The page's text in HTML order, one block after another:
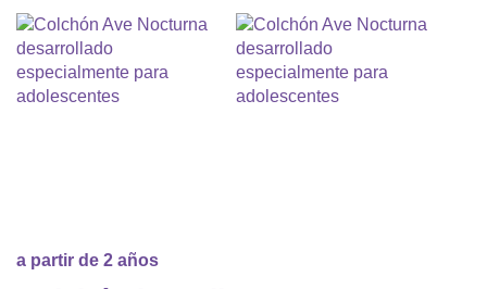
Colchón De Colecho, Cuna & Co
Colchones Para Bebé
SACOS DE DORMIR
Cómo Elegir Un Saco De Dormir Para
Mantita Para Bebé
BETTER DREAMS

Encuentra tu colchón
a partir de 2 años